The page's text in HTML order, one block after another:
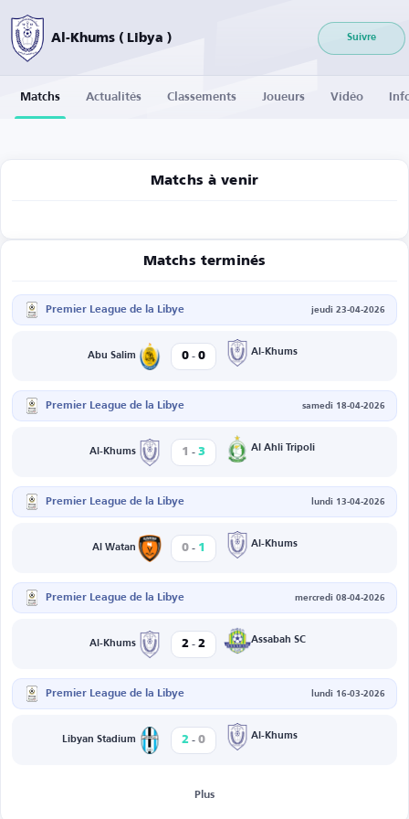
Al-Khums ( Libya ) Suivre
Matchs Actualités Classements Joueurs Vidéo
Matchs à venir
Matchs terminés
Premier League de la Libye jeudi 23-04-2026
Abu Salim 0 - 0 Al-Khums
Premier League de la Libye samedi 18-04-2026
Al-Khums 1 - 3 Al Ahli Tripoli
Premier League de la Libye lundi 13-04-2026
Al Watan 0 - 1 Al-Khums
Premier League de la Libye mercredi 08-04-2026
Al-Khums 2 - 2 Assabah SC
Premier League de la Libye lundi 16-03-2026
Libyan Stadium 2 - 0 Al-Khums
Plus